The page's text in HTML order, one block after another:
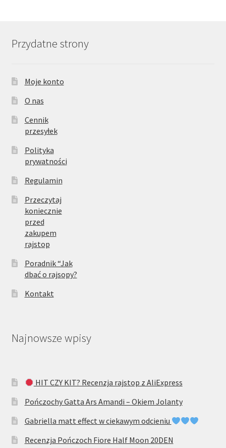
Przydatne strony
Moje konto
O nas
Cennik
przesyłek
Polityka
prywatności
Regulamin
Przeczytaj
koniecznie
przed
zakupem
rajstop
Poradnik “Jak
dbać o rajsopy?
Kontakt
Najnowsze wpisy
HIT CZY KIT? Recenzja rajstop z AliExpress
Pończochy Gatta Ars Amandi – Okiem Jolanty
Gabriella matt effect w ciekawym odcieniu
Recenzja Pończoch Fiore Half Moon 20DEN